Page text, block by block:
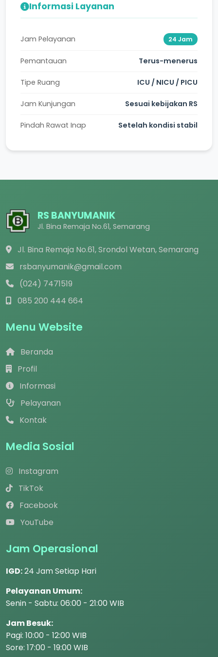
Informasi Layanan
Jam Pelayanan 24 Jam
Pemantauan Terus-menerus
Tipe Ruang ICU / NICU / PICU
Jam Kunjungan Sesuai kebijakan RS
Pindah Rawat Inap Setelah kondisi stabil
RS BANYUMANIK
Jl. Bina Remaja No.61, Semarang
Jl. Bina Remaja No.61, Srondol Wetan, Semarang
rsbanyumanik@gmail.com
(024) 7471519
085 200 444 664
Menu Website
Beranda
Profil
Informasi
Pelayanan
Kontak
Media Sosial
Instagram
TikTok
Facebook
YouTube
Jam Operasional
IGD:24 Jam Setiap Hari
Pelayanan Umum:
Senin - Sabtu: 06:00 - 21:00 WIB
Jam Besuk:
Pagi: 10:00 - 12:00 WIB
Sore: 17:00 - 19:00 WIB